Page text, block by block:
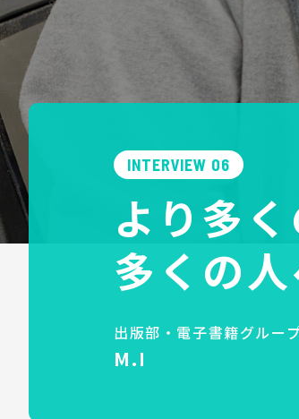
INTERVIEW 06
より多
多くの
出版部・電子書籍グルー
M.I